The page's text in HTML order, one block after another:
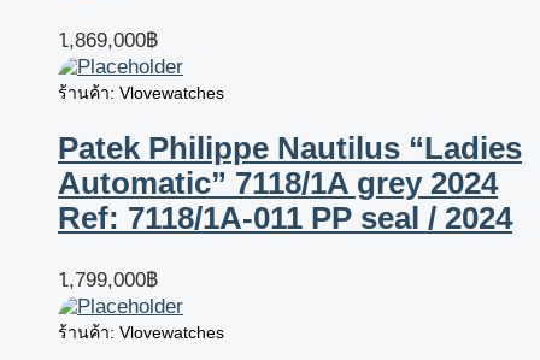
1,869,000฿
ร้านค้า: Vlovewatches
Patek Philippe Nautilus “Ladies
Automatic” 7118/1A grey 2024
Ref: 7118/1A-011 PP seal / 2024
1,799,000฿
ร้านค้า: Vlovewatches